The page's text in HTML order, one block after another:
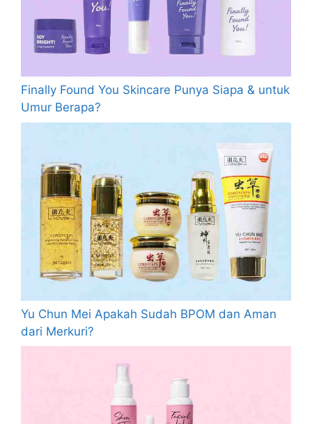
Finally Found You Skincare Punya Siapa & untuk
Umur Berapa?
Yu Chun Mei Apakah Sudah BPOM dan Aman
dari Merkuri?